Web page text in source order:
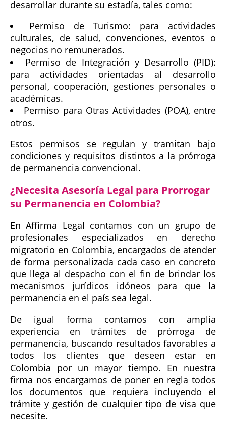
desarrollar durante su estadía, tales como:
Permiso de Turismo: para actividades
culturales, de salud, convenciones, eventos o
negocios no remunerados.
Permiso de Integración y Desarrollo (PID):
para actividades orientadas al desarrollo
personal, cooperación, gestiones personales o
académicas.
Permiso para Otras Actividades (POA), entre
otros.
Estos permisos se regulan y tramitan bajo
condiciones y requisitos distintos a la prórroga
de permanencia convencional.
¿Necesita Asesoría Legal para Prorrogar
su Permanencia en Colombia?
En Affirma Legal contamos con un grupo de
profesionales especializados en derecho
migratorio en Colombia, encargados de atender
de forma personalizada cada caso en concreto
que llega al despacho con el fin de brindar los
mecanismos jurídicos idóneos para que la
permanencia en el país sea legal.
De igual forma contamos con amplia
experiencia en trámites de prórroga de
permanencia, buscando resultados favorables a
todos los clientes que deseen estar en
Colombia por un mayor tiempo. En nuestra
firma nos encargamos de poner en regla todos
los documentos que requiera incluyendo el
trámite y gestión de cualquier tipo de visa que
necesite.